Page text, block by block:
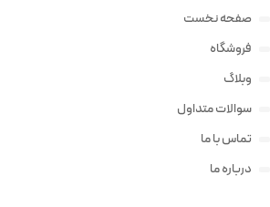
صفحه نخست
فروشگاه
وبلاگ
سوالات متداول
تماس با ما
درباره ما